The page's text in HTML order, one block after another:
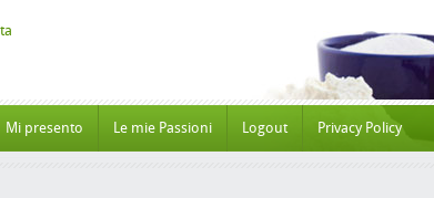
Mi presento Le mie Passioni Logout Privacy Policy